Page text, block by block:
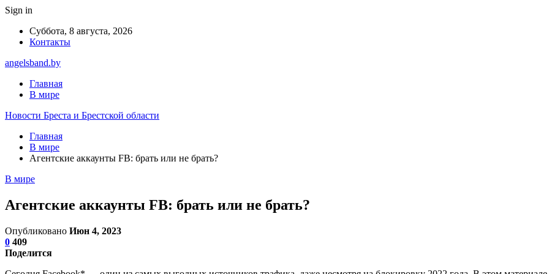
Sign in
Суббота, 8 августа, 2026
Контакты
angelsband.by
Главная
В мире
Новости Бреста и Брестской области
Главная
В мире
Агентские аккаунты FB: брать или не брать?
В мире
Агентские аккаунты FB: брать или не брать?
Опубликовано Июн 4, 2023
0 409
Поделится